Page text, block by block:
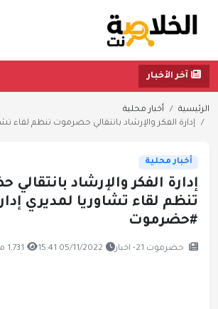
آخر الأخبار
الرئيسية
أخبار محلية
إدارة الفكر والإرشاد بانتقالي حضرموت تنظم لقاء
أخبار محلية
إدارة الفكر والإرشاد
تنظم لقاء تشاوريا لمديري
#حضرموت
حضرموت 21- اخبار 05/11/2022 15:41 1,731 مشاهدة